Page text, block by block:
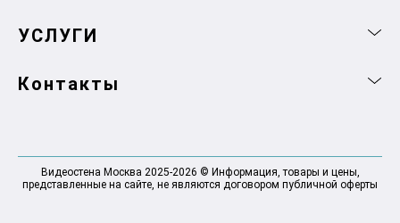
УСЛУГИ
Контакты
Видеостена Москва 2025-2026 © Информация, товары и цены,
представленные на сайте, не являются договором публичной оферты